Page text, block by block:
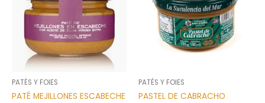
PATÉS Y FOIES
PATÉ MEJILLONES ESCABECHE
PATÉS Y FOIES
PASTEL DE CABRACHO